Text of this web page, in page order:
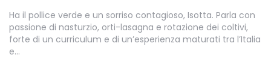
Ha il pollice verde e un sorriso contagioso, Isotta. Parla con
passione di nasturzio, orti-lasagna e rotazione dei coltivi,
forte di un curriculum e di un’esperienza maturati tra l’Italia
e…